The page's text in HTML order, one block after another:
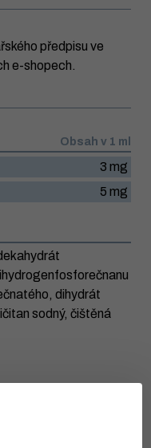
Obsah v 1 ml
3 mg
5 mg
dihydrát
sodný, čištěná
předpisu ve
e-shopech.